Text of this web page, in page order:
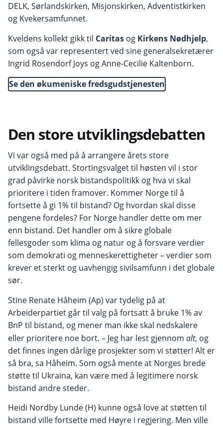
DELK, Sørlandskirken, Misjonskirken, Adventistkirken
og Kvekersamfunnet.
Kveldens kollekt gikk til Caritas og Kirkens Nødhjelp,
som også var representert ved sine generalsekretærer
Ingrid Rosendorf Joys og Anne-Cecilie Kaltenborn.
Se den økumeniske fredsgudstjenesten
Den store utviklingsdebatten
Vi var også med på å arrangere årets store
utviklingsdebatt. Stortingsvalget til høsten vil i stor
grad påvirke norsk bistandspolitikk og hva vi skal
prioritere i tiden framover. Kommer Norge til å
fortsette å gi 1% til bistand? Og hvordan skal disse
pengene fordeles? For Norge handler dette om mer
enn bistand. Det handler om å sikre globale
fellesgoder som klima og natur og å forsvare verdier
som demokrati og menneskerettigheter – verdier som
krever et sterkt og uavhengig sivilsamfunn i det globale
sør.
Stine Renate Håheim (Ap) var tydelig på at
Arbeiderpartiet går til valg på fortsatt å bruke 1% av
BnP til bistand, og mener man ikke skal nedskalere
eller prioritere noe bort. – Jeg har lest gjennom alt, og
det finnes ingen dårlige prosjekter som vi støtter! Alt er
så bra, sa Håheim. Som også mente at Norges brede
støtte til Ukraina, kan være med å legitimere norsk
bistand andre steder.
Heidi Nordby Lunde (H) kunne også love at støtten til
bistand ville fortsette med Høyre i regjering. Men ville